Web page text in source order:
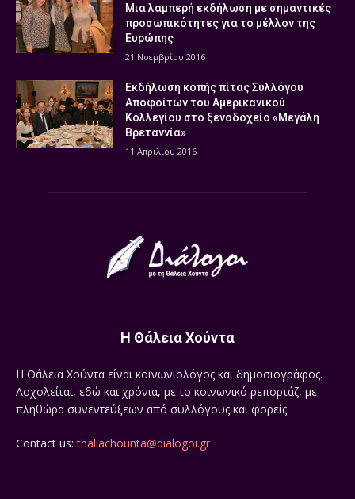
Μια λαμπερή εκδήλωση με σημαντικές
προσωπικότητες για το μέλλον της
Ευρώπης
21 Νοεμβρίου 2016
Εκδήλωση κοπής πίτας Συλλόγου
Αποφοίτων του Αμερικανικού
Κολλεγίου στο ξενοδοχείο «Μεγάλη
Βρεταννία»
11 Απριλίου 2016
Η Θάλεια Χούντα
Η Θάλεια Χούντα είναι κοινωνιολόγος και δημοσιογράφος.
Ασχολείται, εδώ και χρόνια, με το κοινωνικό ρεπορτάζ, με
πληθώρα συνεντεύξεων από συλλόγους και φορείς.
Contact us:thaliachounta@dialogoi.gr